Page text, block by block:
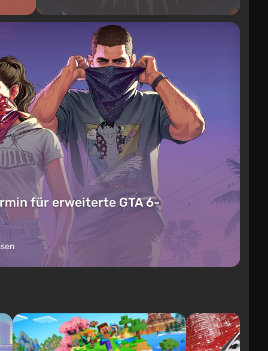
für erweiterte GTA 6-